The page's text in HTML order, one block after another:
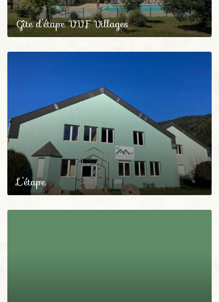
Gîte d’étape VVF Villages
L’étape